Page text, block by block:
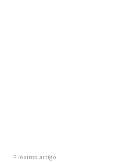
Próximo artigo